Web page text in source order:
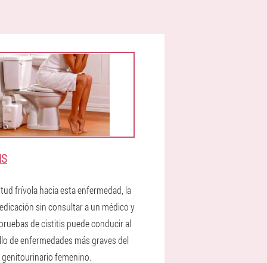
frívola hacia esta enfermedad, la
sin consultar a un médico y
de cistitis puede conducir al
de enfermedades más graves del
femenino.